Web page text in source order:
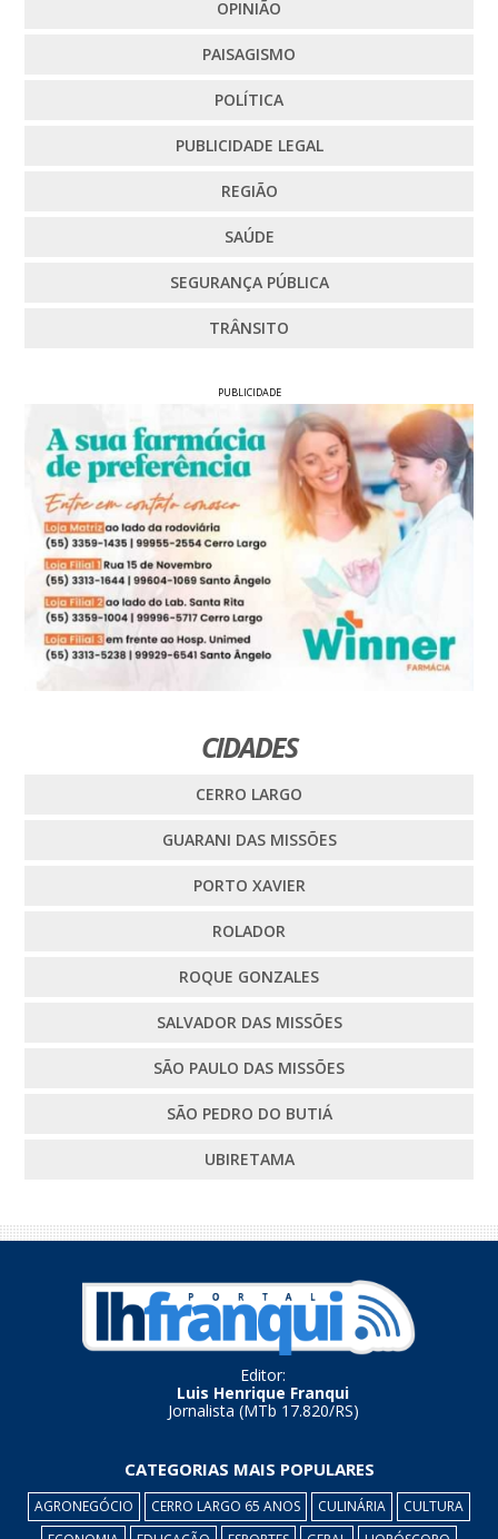
OPINIÃO
PAISAGISMO
POLÍTICA
PUBLICIDADE LEGAL
REGIÃO
SAÚDE
SEGURANÇA PÚBLICA
TRÂNSITO
PUBLICIDADE
CIDADES
CERRO LARGO
GUARANI DAS MISSÕES
PORTO XAVIER
ROLADOR
ROQUE GONZALES
SALVADOR DAS MISSÕES
SÃO PAULO DAS MISSÕES
SÃO PEDRO DO BUTIÁ
UBIRETAMA
Editor:
Luis Henrique Franqui
Jornalista (MTb 17.820/RS)
CATEGORIAS MAIS POPULARES
AGRONEGÓCIO CERRO LARGO 65 ANOS CULINÁRIA
CULTURA